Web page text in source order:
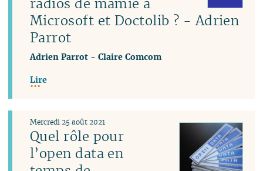
radios de mamie à
Microsoft et Doctolib ? - Adrien
Parrot
Adrien Parrot -Claire Comcom
Lire
Quel rôle pour
l’open data en
Mercredi 25 août 2021